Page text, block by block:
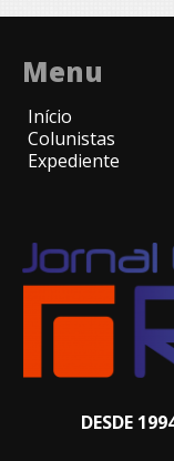
Menu
Início
Colunistas
Expediente
DESDE